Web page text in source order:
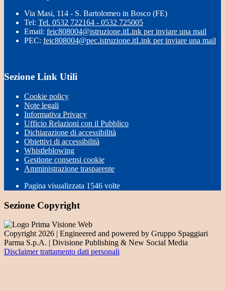
Via Masi, 114 - S. Bartolomeo in Bosco (FE)
Tel: Tel. 0532 722164 - 0532 725005
Email: feic808004@istruzione.itLink per inviare una mail
PEC: feic808004@pec.istruzione.itLink per inviare una mail
Sezione Link Utili
Cookie policy
Note legali
Informativa Privacy
Ufficio Relazioni con il Pubblico
Dichiarazione di accessibilità
Obiettivi di accessibilità
Whistleblowing
Gestione consensi cookie
Amministrazione trasparente
Pagina visualizzata 1546 volte
Sezione Copyright
Copyright 2026 | Engineered and powered by Gruppo Spaggiari
Parma S.p.A. | Divisione Publishing & New Social Media
Disclaimer trattamento dati personali